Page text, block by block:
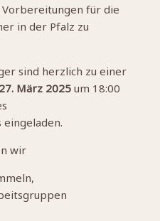
für die
in der Pfalz zu
sind herzlich zu einer
27. März 2025 um 18:00
eingeladen.
wir